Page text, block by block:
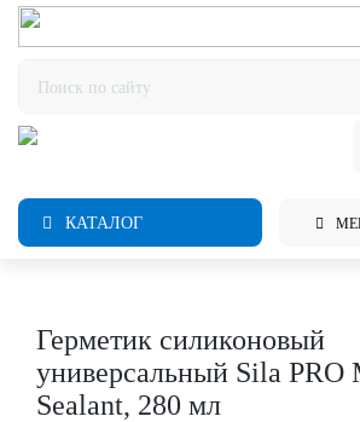
КАТАЛОГ
Герметик силиконовый
универсальный Sila PRO
Sealant, 280 мл